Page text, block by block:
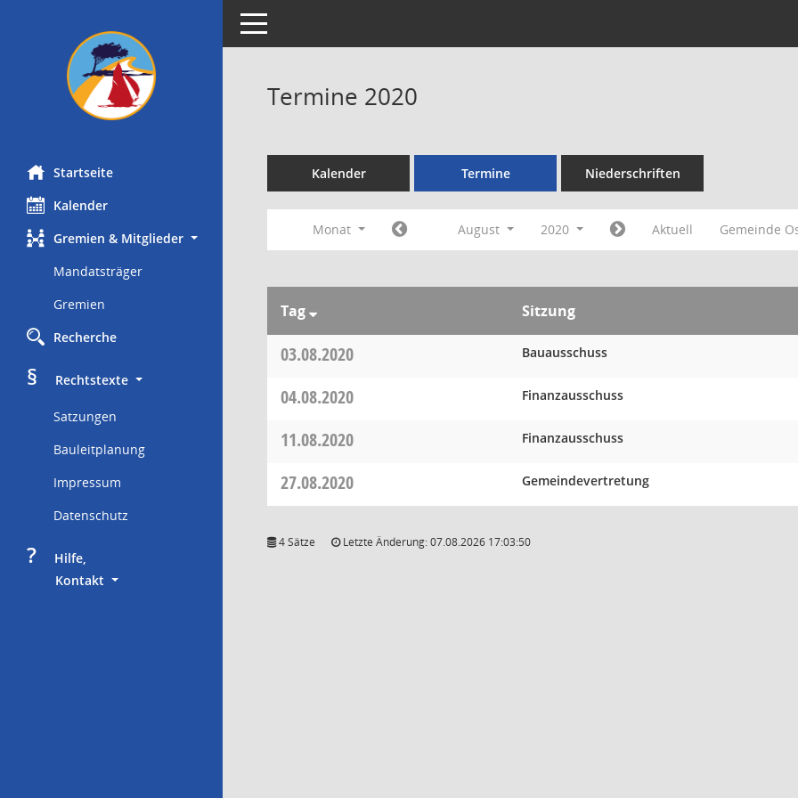
Startseite
Kalender
Gremien & Mitglieder
Mandatsträger
Gremien
Recherche
§
     Rechtstexte
Satzungen
Bauleitplanung
Impressum
Datenschutz
?
     Hilfe,
Kontakt
Toggle navigation
Termine 2020
Kalender Termine Niederschriften
Monat August 2020 Aktuell Gemeinde
Tag Sitzung
03.08.2020 Bauausschuss
04.08.2020 Finanzausschuss
11.08.2020 Finanzausschuss
27.08.2020 Gemeindevertretung
4 Sätze Letzte Änderung: 07.08.2026 17:03:50